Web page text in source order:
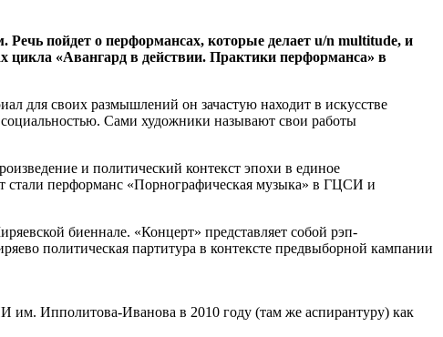
пойдет о перформансах, которые делает u/n multitude, и
«Авангард в действии. Практики перформанса» в
для своих размышлений он зачастую находит в искусстве
Сами художники называют свои работы
и политический контекст эпохи в единое
стали перформанс «Порнографическая музыка» в ГЦСИ и
биеннале. «Концерт» представляет собой рэп-
политическая партитура в контексте предвыборной кампании
Ипполитова-Иванова в 2010 году (там же аспирантуру) как